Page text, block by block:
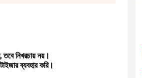
নিখরচায় নয়।
ব্যবহার করি।